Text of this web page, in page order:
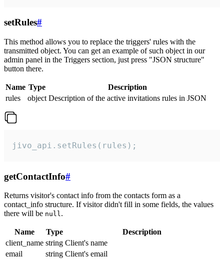
setRules#
This method allows you to replace the triggers' rules with the
transmitted object. You can get an example of such object in our
admin panel in the Triggers section, just press "JSON structure"
button there.
Name Type
Description
rules
object Description of the active invitations rules in JSON
jivo_api.setRules(rules);
getContactInfo#
Returns visitor's contact info from the contacts form as a
contact_info structure. If visitor didn't fill in some fields, the values
there will be null.
Name Type
Description
client_name string Client's name
email
string Client's email